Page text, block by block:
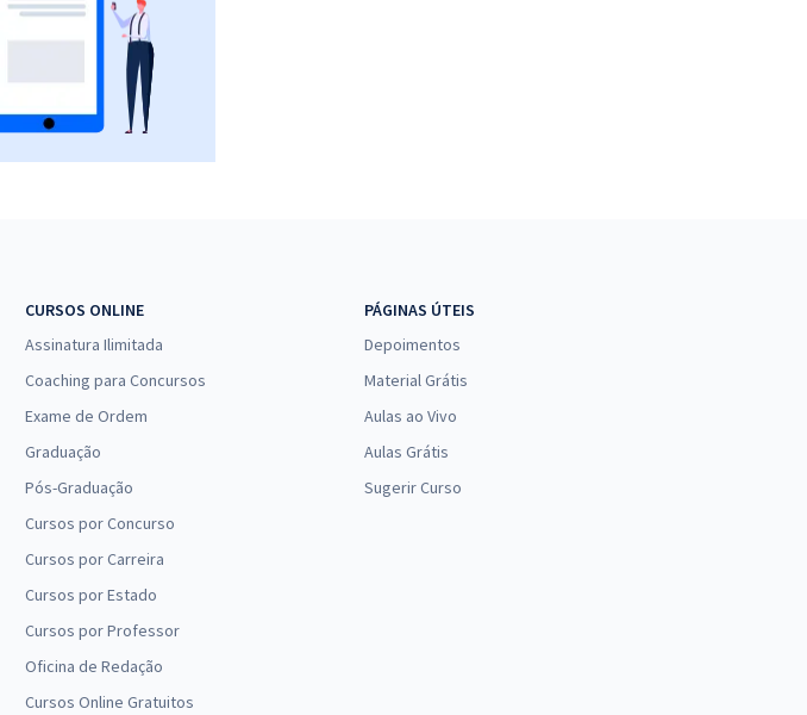
CURSOS ONLINE
Assinatura Ilimitada
Coaching para Concursos
Exame de Ordem
Graduação
Pós-Graduação
Cursos por Concurso
Cursos por Carreira
Cursos por Estado
Cursos por Professor
Oficina de Redação
Cursos Online Gratuitos
PÁGINAS ÚTEIS
Depoimentos
Material Grátis
Aulas ao Vivo
Aulas Grátis
Sugerir Curso